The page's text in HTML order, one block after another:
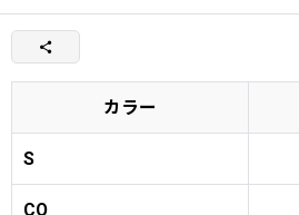
カラー
S
CO